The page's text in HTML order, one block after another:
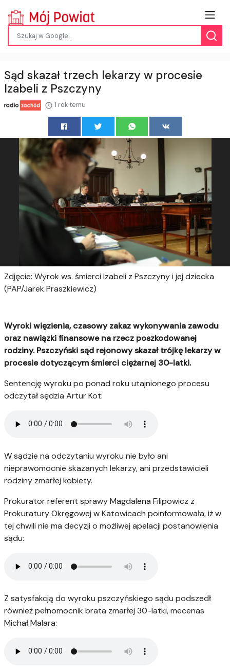
Sąd skazał trzech lekarzy w procesie
Izabeli z Pszczyny
1 rok temu
Zdjęcie: Wyrok ws. śmierci Izabeli z Pszczyny i jej dziecka
(PAP/Jarek Praszkiewicz)
Wyroki więzienia, czasowy zakaz wykonywania zawodu
oraz nawiązki finansowe na rzecz poszkodowanej
rodziny. Pszczyński sąd rejonowy skazał trójkę lekarzy w
procesie dotyczącym śmierci ciężarnej 30-latki.
Sentencję wyroku po ponad roku utajnionego procesu
odczytał sędzia Artur Kot:
W sądzie na odczytaniu wyroku nie było ani
nieprawomocnie skazanych lekarzy, ani przedstawicieli
rodziny zmarłej kobiety.
Prokurator referent sprawy Magdalena Filipowicz z
Prokuratury Okręgowej w Katowicach poinformowała, iż w
tej chwili nie ma decyzji o możliwej apelacji postanowienia
sądu:
Z satysfakcją do wyroku pszczyńskiego sądu podszedł
również pełnomocnik brata zmarłej 30-latki, mecenas
Michał Malara: